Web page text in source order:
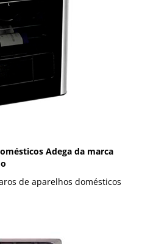
Adega da marca
de aparelhos domésticos